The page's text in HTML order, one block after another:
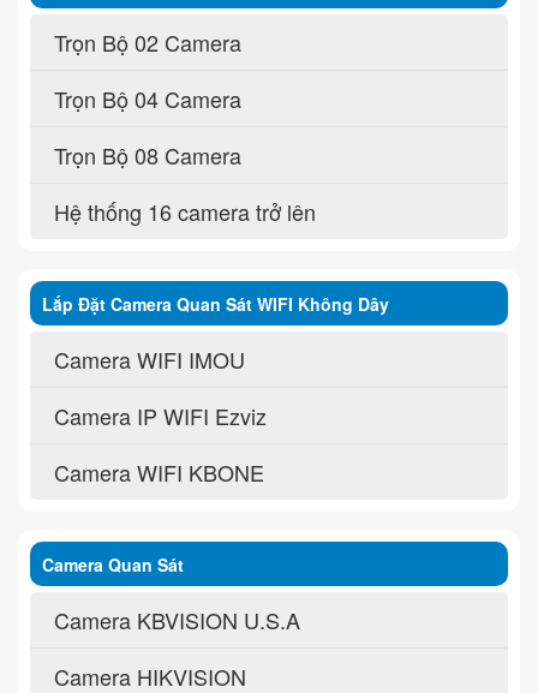
Trọn Bộ 02 Camera
Trọn Bộ 04 Camera
Trọn Bộ 08 Camera
Hệ thống 16 camera trở lên
Lắp Đặt Camera Quan Sát WIFI Không Dây
Camera WIFI IMOU
Camera IP WIFI Ezviz
Camera WIFI KBONE
Camera Quan Sát
Camera KBVISION U.S.A
Camera HIKVISION